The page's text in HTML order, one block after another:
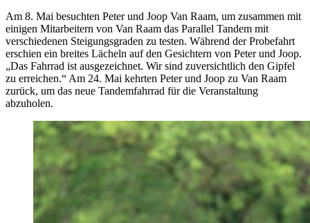
Am 8. Mai besuchten Peter und Joop Van Raam, um zusammen mit
einigen Mitarbeitern von Van Raam das Parallel Tandem mit
verschiedenen Steigungsgraden zu testen. Während der Probefahrt
erschien ein breites Lächeln auf den Gesichtern von Peter und Joop.
„Das Fahrrad ist ausgezeichnet. Wir sind zuversichtlich den Gipfel
zu erreichen.“ Am 24. Mai kehrten Peter und Joop zu Van Raam
zurück, um das neue Tandemfahrrad für die Veranstaltung
abzuholen.